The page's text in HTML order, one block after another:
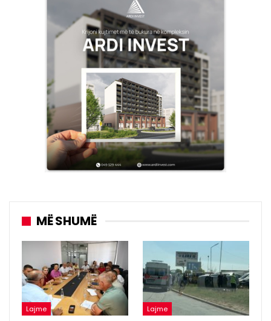
MË SHUMË
Lajme Lajme